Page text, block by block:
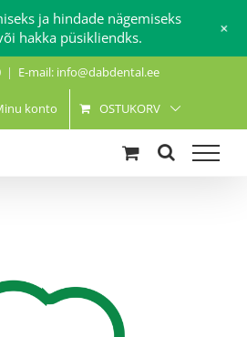
| E-mail: info@dabdental.ee
konto OSTUKORV
ja hindade nägemiseks
hakka püsikliendks.
+